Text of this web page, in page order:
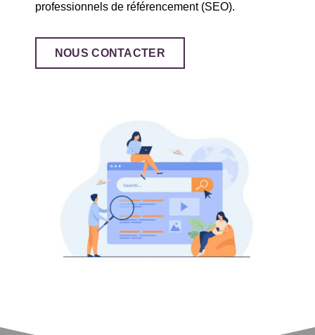
professionnels de référencement (SEO).
NOUS CONTACTER